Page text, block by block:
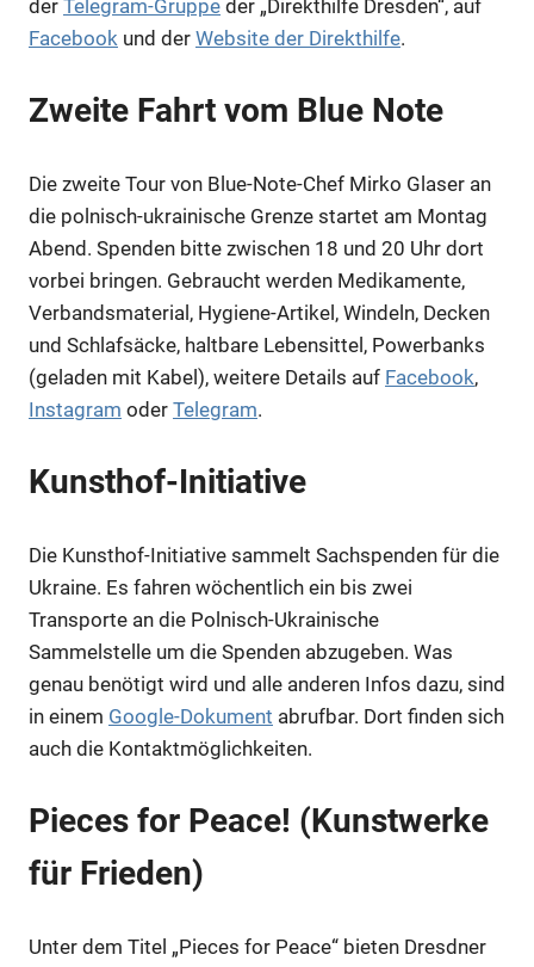
der Telegram-Gruppe der „Direkthilfe Dresden“, auf
Facebook und der Website der Direkthilfe.
Zweite Fahrt vom Blue Note
Die zweite Tour von Blue-Note-Chef Mirko Glaser an
die polnisch-ukrainische Grenze startet am Montag
Abend. Spenden bitte zwischen 18 und 20 Uhr dort
vorbei bringen. Gebraucht werden Medikamente,
Verbandsmaterial, Hygiene-Artikel, Windeln, Decken
und Schlafsäcke, haltbare Lebensittel, Powerbanks
(geladen mit Kabel), weitere Details auf Facebook,
Instagram oder Telegram.
Kunsthof-Initiative
Die Kunsthof-Initiative sammelt Sachspenden für die
Ukraine. Es fahren wöchentlich ein bis zwei
Transporte an die Polnisch-Ukrainische
Sammelstelle um die Spenden abzugeben. Was
genau benötigt wird und alle anderen Infos dazu, sind
in einem Google-Dokument abrufbar. Dort finden sich
auch die Kontaktmöglichkeiten.
Pieces for Peace! (Kunstwerke
für Frieden)
Unter dem Titel „Pieces for Peace“ bieten Dresdner